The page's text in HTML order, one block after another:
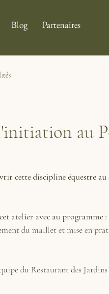
Blog Partenaires
au
cette discipline équestre au
atelier avec au programme :
du maillet et mise en
du Restaurant des Jardins